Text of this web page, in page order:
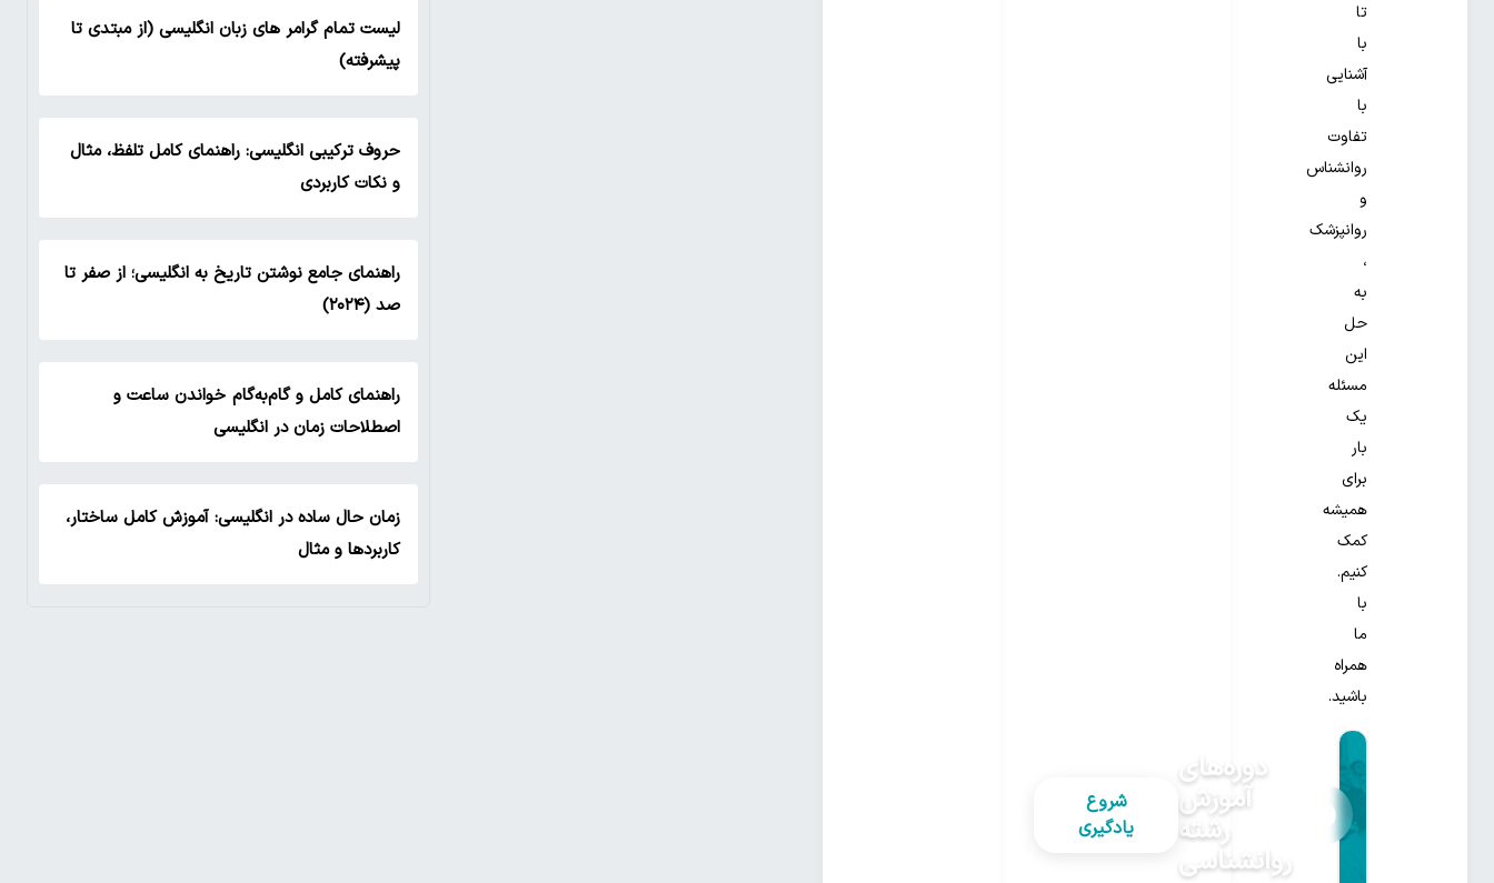
تا
با
آشنایی
با
تفاوت
روانشناس
و
روانپزشک
،
به
حل
این
مسئله
یک
بار
برای
همیشه
کمک
کنیم.
با
ما
همراه
باشید.
دوره‌های
آموزش
رشته
روانشناسی
شروع
یادگیری
لیست تمام گرامر های زبان انگلیسی (از مبتدی تا
پیشرفته)
حروف ترکیبی انگلیسی: راهنمای کامل تلفظ، مثال
و نکات کاربردی
راهنمای جامع نوشتن تاریخ به انگلیسی؛ از صفر تا
صد (۲۰۲۴)
راهنمای کامل و گام‌به‌گام خواندن ساعت و
اصطلاحات زمان در انگلیسی
زمان حال ساده در انگلیسی: آموزش کامل ساختار،
کاربردها و مثال